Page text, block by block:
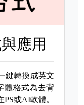
應用
鍵轉換成英文
體格式為去背
或AI軟體。